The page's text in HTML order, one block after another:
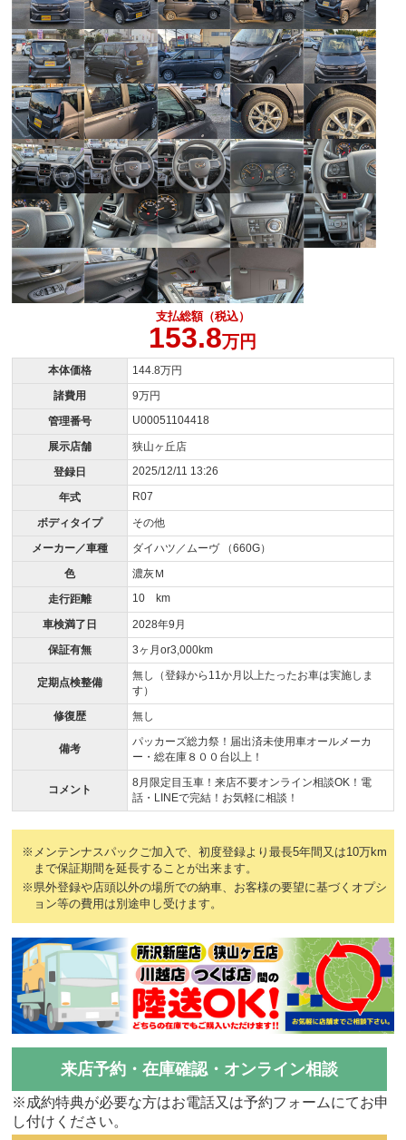
支払総額（税込）
153.8万円
本体価格
144.8万円
諸費用
9万円
管理番号
U00051104418
展示店舗
狭山ヶ丘店
登録日
2025/12/11 13:26
年式 R07
ボディタイプ
その他
メーカー／車種
ダイハツ／ムーヴ （660G）
色
濃灰Ｍ
走行距離
10 km
車検満了日
2028年9月
保証有無
3ヶ月or3,000km
定期点検整備
無し（登録から11か月以上たったお車は実施しま
す）
修復歴
無し
備考
パッカーズ総力祭！届出済未使用車オールメーカ
ー・総在庫８００台以上！
コメント
8月限定目玉車！来店不要オンライン相談OK！電
話・LINEで完結！お気軽に相談！
※メンテンナスパックご加入で、初度登録より最長5年間又は10万km
まで保証期間を延長することが出来ます。
※県外登録や店頭以外の場所での納車、お客様の要望に基づくオプシ
ョン等の費用は別途申し受けます。
来店予約・在庫確認・オンライン相談
※成約特典が必要な方はお電話又は予約フォームにてお申
し付けください。